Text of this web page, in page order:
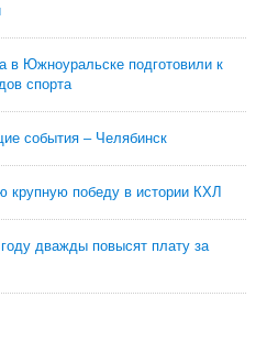
в Южноуральске подготовили к
спорта
события – Челябинск
крупную победу в истории КХЛ
дважды повысят плату за